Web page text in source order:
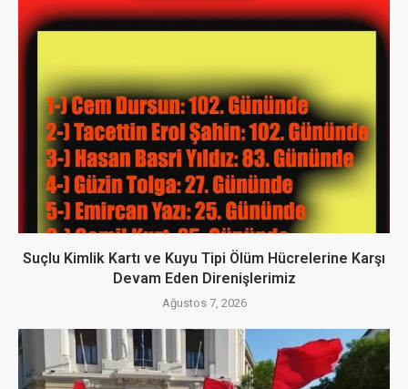
Suçlu Kimlik Kartı ve Kuyu Tipi Ölüm Hücrelerine Karşı
Devam Eden Direnişlerimiz
Ağustos 7, 2026